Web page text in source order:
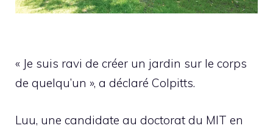
« Je suis ravi de créer un jardin sur le corps
de quelqu’un », a déclaré Colpitts.
Luu, une candidate au doctorat du MIT en